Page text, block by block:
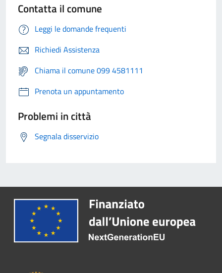
Contatta il comune
Leggi le domande frequenti
Richiedi Assistenza
Chiama il comune 099 4581111
Prenota un appuntamento
Problemi in città
Segnala disservizio